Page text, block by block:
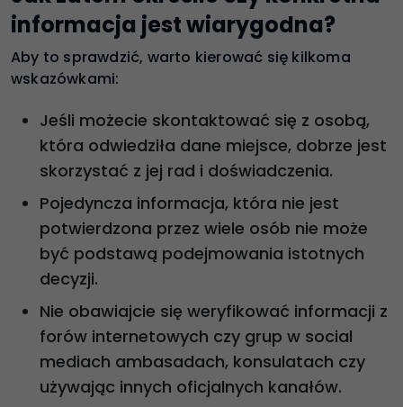
informacja jest wiarygodna?
Aby to sprawdzić, warto kierować się kilkoma
wskazówkami:
Jeśli możecie skontaktować się z osobą,
która odwiedziła dane miejsce, dobrze jest
skorzystać z jej rad i doświadczenia.
Pojedyncza informacja, która nie jest
potwierdzona przez wiele osób nie może
być podstawą podejmowania istotnych
decyzji.
Nie obawiajcie się weryfikować informacji z
forów internetowych czy grup w social
mediach ambasadach, konsulatach czy
używając innych oficjalnych kanałów.